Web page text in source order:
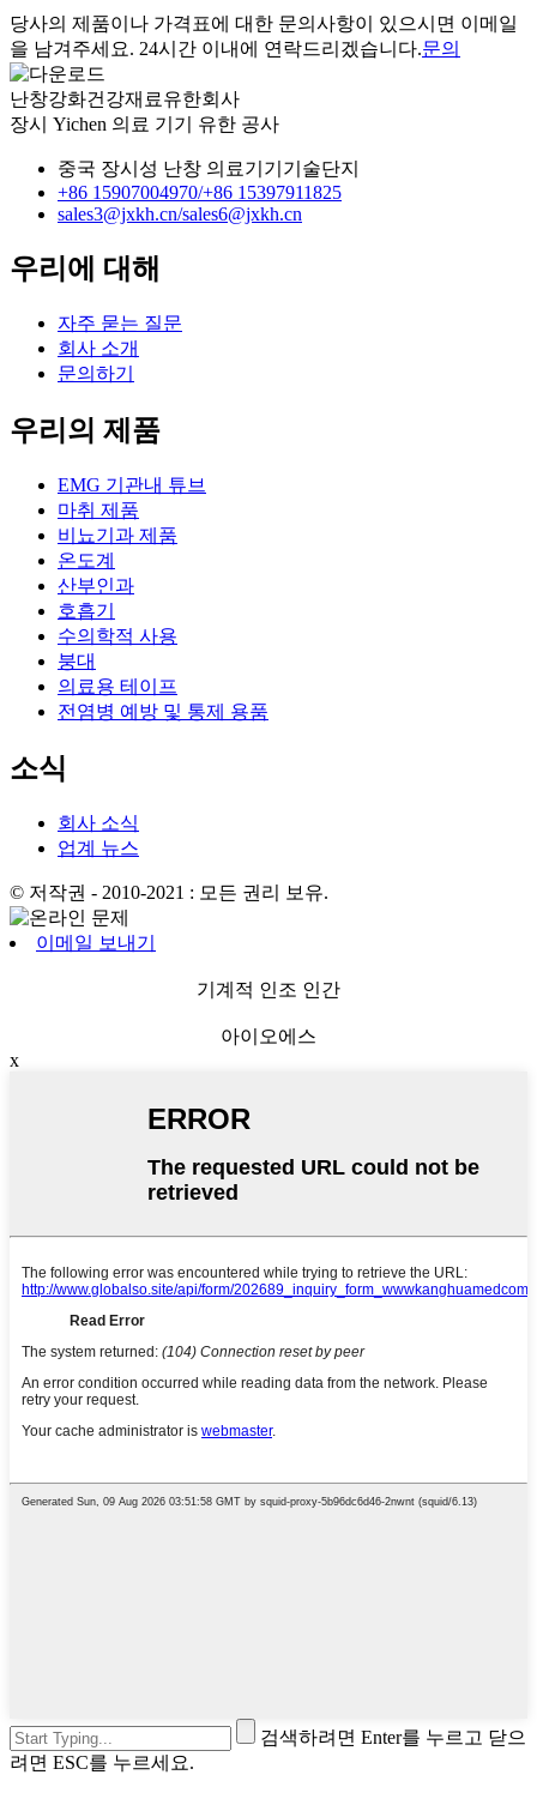
당사의 제품이나 가격표에 대한 문의사항이 있으시면 이메일
을 남겨주세요. 24시간 이내에 연락드리겠습니다.문의
난창강화건강재료유한회사
장시 Yichen 의료 기기 유한 공사
중국 장시성 난창 의료기기기술단지
+86 15907004970/+86 15397911825
sales3@jxkh.cn/sales6@jxkh.cn
우리에 대해
자주 묻는 질문
회사 소개
문의하기
우리의 제품
EMG 기관내 튜브
마취 제품
비뇨기과 제품
온도계
산부인과
호흡기
수의학적 사용
붕대
의료용 테이프
전염병 예방 및 통제 용품
소식
회사 소식
업계 뉴스
© 저작권 - 2010-2021 : 모든 권리 보유.
이메일 보내기
기계적 인조 인간
아이오에스
x
검색하려면 Enter를 누르고 닫으
려면 ESC를 누르세요.